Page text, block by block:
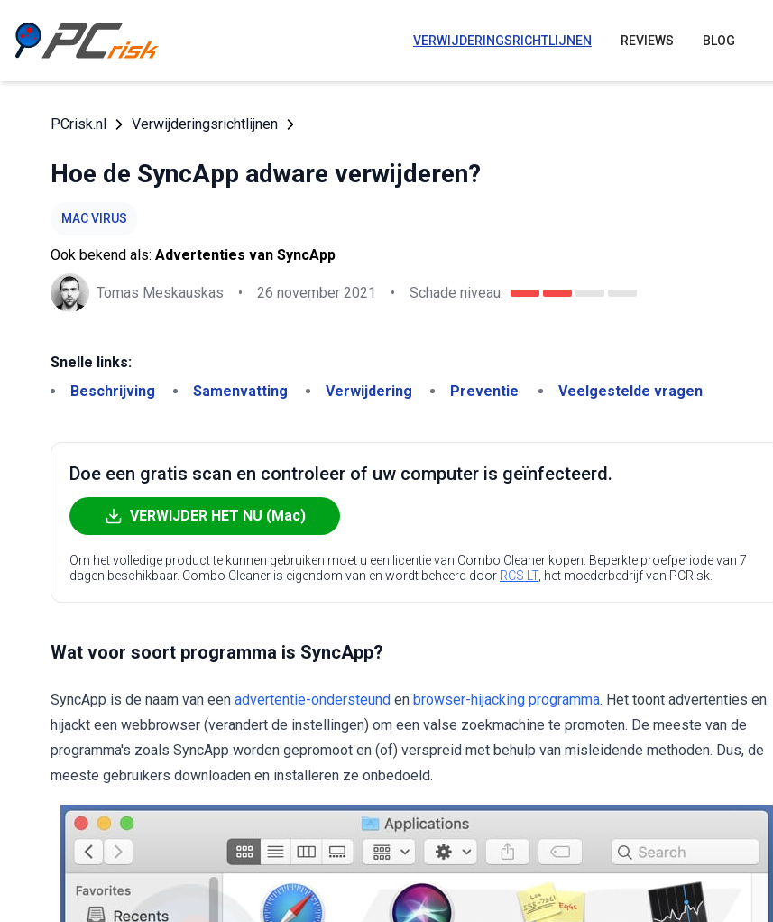
VERWIJDERINGSRICHTLIJNEN REVIEWS BLOG
PCrisk.nl Verwijderingsrichtlijnen
Hoe de SyncApp adware verwijderen?
MAC VIRUS
Ook bekend als: Advertenties van SyncApp
Tomas Meskauskas • 26 november 2021 • Schade niveau:
Snelle links:
Beschrijving
Samenvatting Verwijdering Preventie Veelgestelde vragen
Doe een gratis scan en controleer of uw computer is geïnfecteerd.
VERWIJDER HET NU (Mac)
Om het volledige product te kunnen gebruiken moet u een licentie van Combo Cleaner kopen. Beperkte proefperiode van 7
dagen beschikbaar. Combo Cleaner is eigendom van en wordt beheerd door RCS LT, het moederbedrijf van PCRisk.
Wat voor soort programma is SyncApp?
SyncApp is de naam van een advertentie-ondersteund en browser-hijacking programma. Het toont advertenties en
hijackt een webbrowser (verandert de instellingen) om een valse zoekmachine te promoten. De meeste van de
programma's zoals SyncApp worden gepromoot en (of) verspreid met behulp van misleidende methoden. Dus, de
meeste gebruikers downloaden en installeren ze onbedoeld.